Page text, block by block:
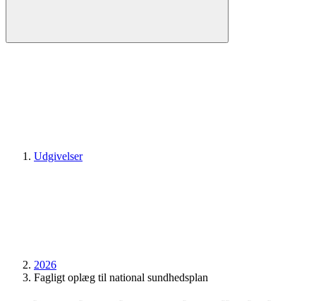
Udgivelser
2026
Fagligt oplæg til national sundhedsplan